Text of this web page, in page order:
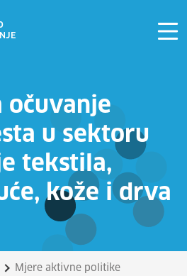
očuvanje
u sektoru
tekstila,
kože i drva
Mjere aktivne politike